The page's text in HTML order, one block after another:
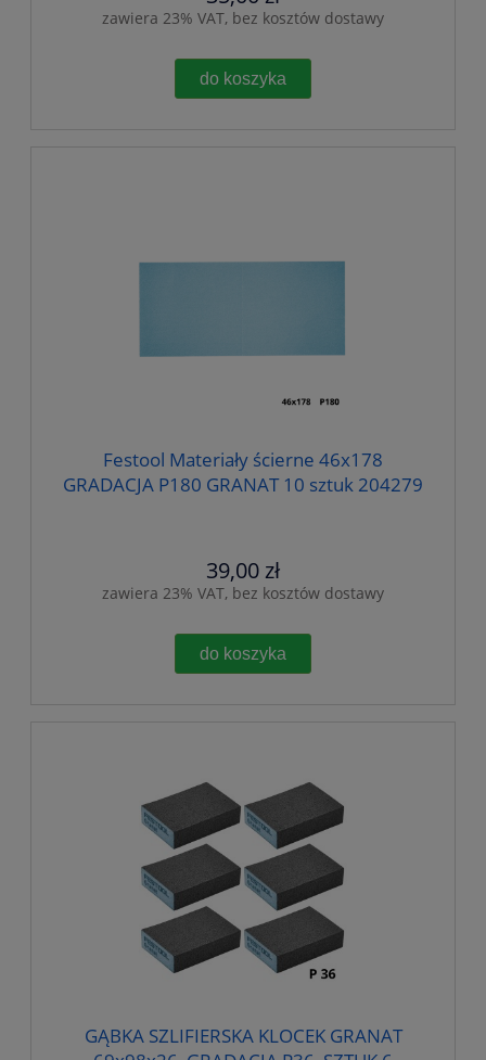
zawiera 23% VAT, bez kosztów dostawy
do koszyka
Festool Materiały ścierne 46x178
GRADACJA P180 GRANAT 10 sztuk 204279
39,00 zł
zawiera 23% VAT, bez kosztów dostawy
do koszyka
GĄBKA SZLIFIERSKA KLOCEK GRANAT